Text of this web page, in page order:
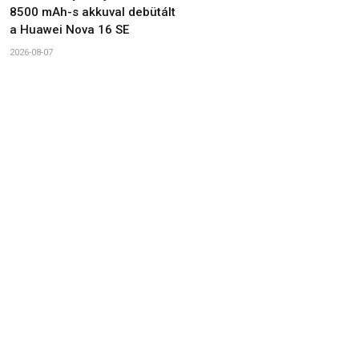
8500 mAh-s akkuval debütált
a Huawei Nova 16 SE
2026-08-07